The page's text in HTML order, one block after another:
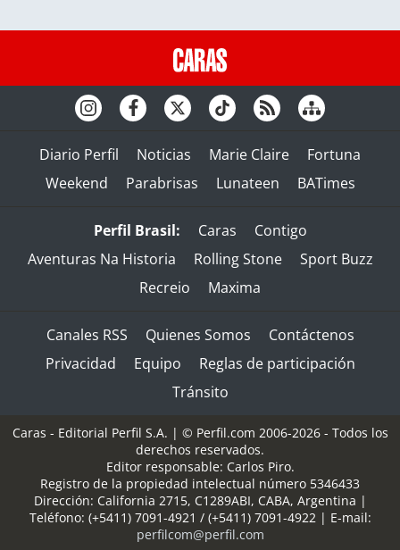
Diario Perfil Noticias Marie Claire
Fortuna
Weekend
Parabrisas Lunateen BATimes
Perfil Brasil: Caras
Contigo
Aventuras Na Historia
Rolling Stone
Sport Buzz
Recreio
Maxima
Canales RSS Quienes Somos
Contáctenos
Privacidad
Equipo
Reglas de participación
Tránsito
Caras - Editorial Perfil S.A. | © Perfil.com 2006-2026 - Todos los
derechos reservados.
Editor responsable: Carlos Piro.
Registro de la propiedad intelectual número 5346433
Dirección: California 2715, C1289ABI, CABA, Argentina |
Teléfono: (+5411) 7091-4921 / (+5411) 7091-4922 | E-mail:
perfilcom@perfil.com